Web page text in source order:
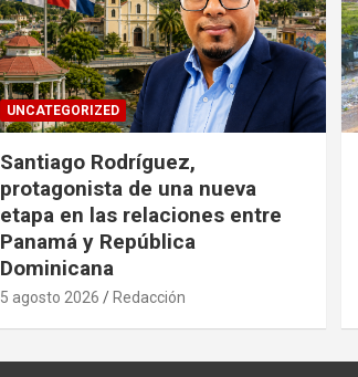
UNCATEGORIZED
Santiago Rodríguez,
protagonista de una nueva
etapa en las relaciones entre
Panamá y República
Dominicana
5 agosto 2026 Redacción